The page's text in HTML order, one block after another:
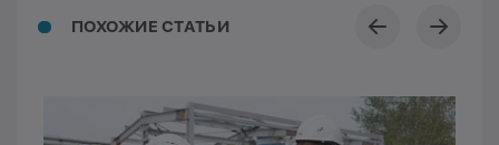
ПОХОЖИЕ СТАТЬИ